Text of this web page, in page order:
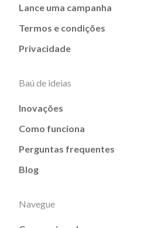
Lance uma campanha
Termos e condições
Privacidade
Baú de ideias
Inovações
Como funciona
Perguntas frequentes
Blog
Navegue